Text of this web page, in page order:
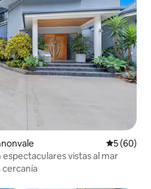
5 (60)
vistas al mar
cercanía